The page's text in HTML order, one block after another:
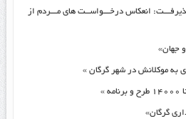
انعکاس درخـــواســت های مـــردم از
جهان»
به موکلانش در شهر گرگان »
گرگان»